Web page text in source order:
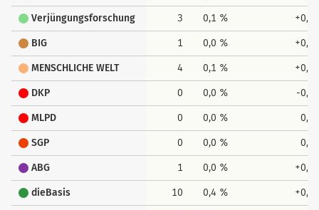
Verjüngungsforschung 3 0,1 % +0,1
BIG 1 0,0 % +0,0
MENSCHLICHE WELT 4 0,1 % +0,1
DKP 0 0,0 % -0,1
MLPD 0 0,0 % 0,0
SGP 0 0,0 % 0,0
ABG 1 0,0 % +0,0
dieBasis 10 0,4 % +0,4